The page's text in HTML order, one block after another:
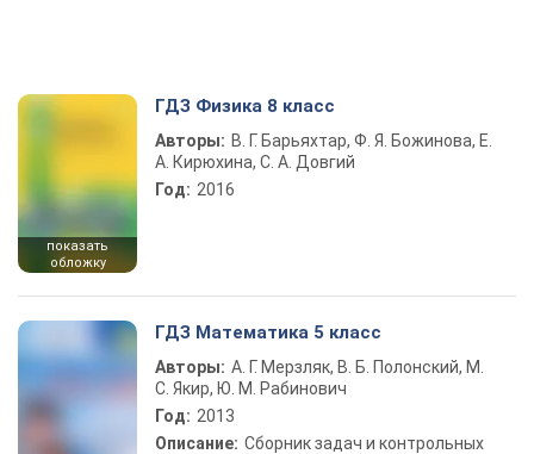
показать
обложку
ГДЗ Физика 8 класс
Авторы: В. Г. Барьяхтар, Ф. Я. Божинова, Е.
А. Кирюхина, С. А. Довгий
Год: 2016
ГДЗ Математика 5 класс
Авторы: А. Г. Мерзляк, В. Б. Полонский, М.
С. Якир, Ю. М. Рабинович
Год: 2013
Описание: Сборник задач и контрольных